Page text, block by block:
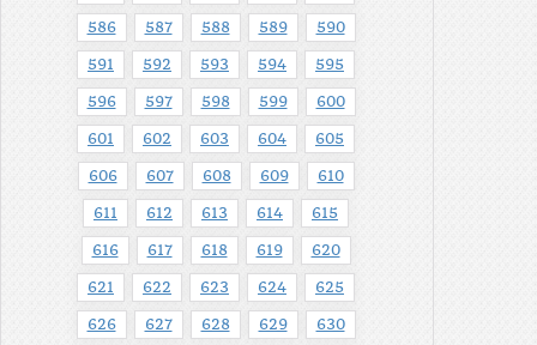
586 587 588 589 590
591 592 593 594 595
596 597 598 599 600
601 602 603 604 605
606 607 608 609 610
611 612 613 614 615
616 617 618 619 620
621 622 623 624 625
626 627 628 629 630